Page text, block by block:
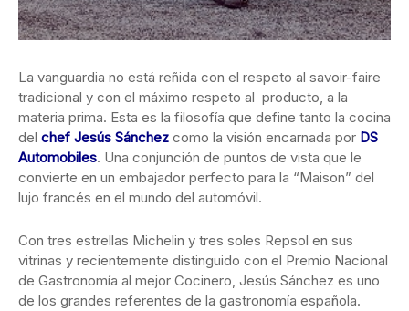
La vanguardia no está reñida con el respeto al savoir-faire
tradicional y con el máximo respeto al producto, a la
materia prima. Esta es la filosofía que define tanto la cocina
del chef Jesús Sánchez como la visión encarnada por DS
Automobiles. Una conjunción de puntos de vista que le
convierte en un embajador perfecto para la “Maison” del
lujo francés en el mundo del automóvil.
Con tres estrellas Michelin y tres soles Repsol en sus
vitrinas y recientemente distinguido con el Premio Nacional
de Gastronomía al mejor Cocinero, Jesús Sánchez es uno
de los grandes referentes de la gastronomía española.